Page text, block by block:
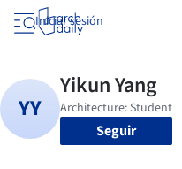
Iniciar sesión
Seguir